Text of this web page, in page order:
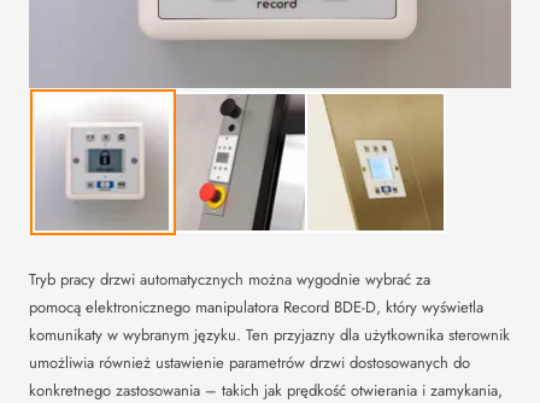
Tryb pracy drzwi automatycznych można wygodnie wybrać za
pomocą elektronicznego manipulatora Record BDE-D, który wyświetla
komunikaty w wybranym języku. Ten przyjazny dla użytkownika sterownik
umożliwia również ustawienie parametrów drzwi dostosowanych do
konkretnego zastosowania – takich jak prędkość otwierania i zamykania,